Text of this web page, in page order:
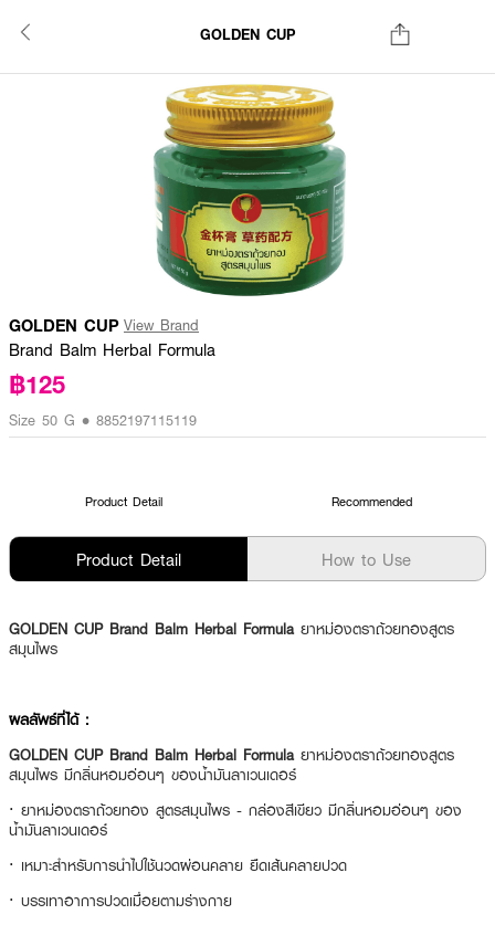
GOLDEN CUP
GOLDEN CUP View Brand
Brand Balm Herbal Formula
฿125
Size 50 G • 8852197115119
Product Detail Recommended
Product Detail How to Use
GOLDEN CUP Brand Balm Herbal Formulaยาหม่องตราถ้วยทองสูตร
สมุนไพร
ผลลัพธ์ที่ได้ :
GOLDEN CUP Brand Balm Herbal Formulaยาหม่องตราถ้วยทองสูตร
สมุนไพร มีกลิ่นหอมอ่อนๆ ของน้ำมันลาเวนเดอร์
· ยาหม่องตราถ้วยทอง สูตรสมุนไพร - กล่องสีเขียว มีกลิ่นหอมอ่อนๆ ของ
น้ำมันลาเวนเดอร์
· เหมาะสำหรับการนำไปใช้นวดผ่อนคลาย ยืดเส้นคลายปวด
· บรรเทาอาการปวดเมื่อยตามร่างกาย